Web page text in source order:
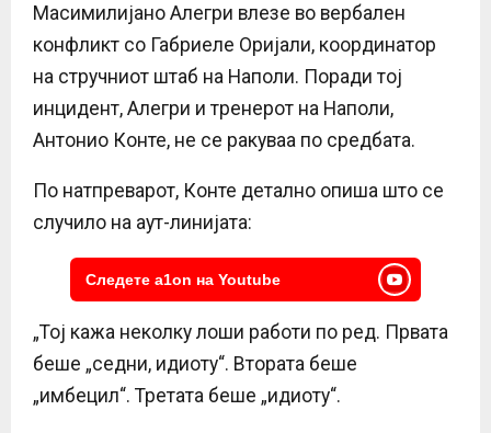
Масимилијано Алегри влезе во вербален
конфликт со Габриеле Оријали, координатор
на стручниот штаб на Наполи. Поради тој
инцидент, Алегри и тренерот на Наполи,
Антонио Конте, не се ракуваа по средбата.
По натпреварот, Конте детално опиша што се
случило на аут-линијата:
Следете a1on на Youtube
„Тој кажа неколку лоши работи по ред. Првата
беше „седни, идиоту“. Втората беше
„имбецил“. Третата беше „идиоту“.